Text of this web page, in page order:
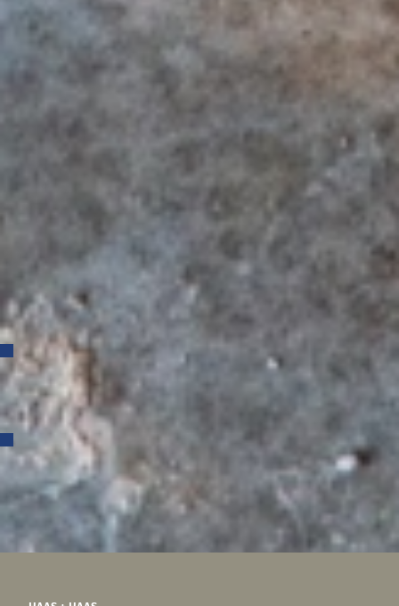
September 2019
Februar 2019
September 2018
Oktober 2017
Juni 2017
April 2017
März 2017
Februar 2017
Kategorien
Allgemein
Auszeichnungen
Meta
Anmelden
Kommentar-Feed
WordPress.org